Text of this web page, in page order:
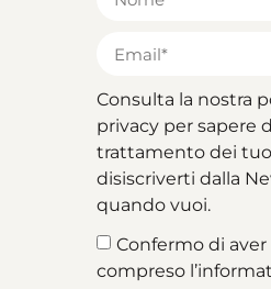
Consulta la nostra
privacy per sapere
trattamento dei
disiscriverti dalla
quando vuoi.
Confermo di
compreso